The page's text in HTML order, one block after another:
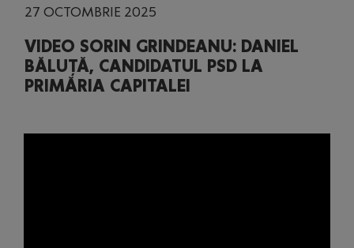
27 OCTOMBRIE 2025
VIDEO SORIN GRINDEANU: DANIEL
BĂLUȚĂ, CANDIDATUL PSD LA
PRIMĂRIA CAPITALEI